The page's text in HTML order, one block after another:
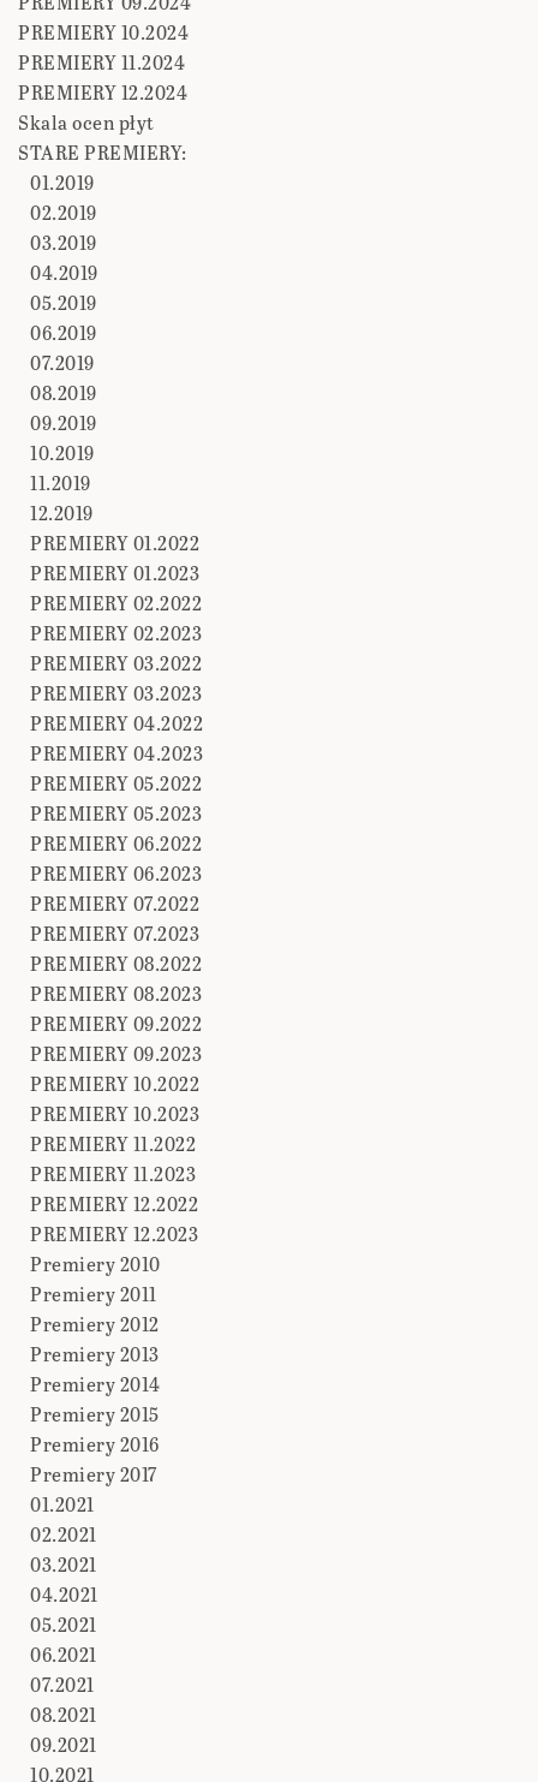
PREMIERY 10.2024
PREMIERY 11.2024
PREMIERY 12.2024
Skala ocen płyt
STARE PREMIERY:
01.2019
02.2019
03.2019
04.2019
05.2019
06.2019
07.2019
08.2019
09.2019
10.2019
11.2019
12.2019
PREMIERY 01.2022
PREMIERY 01.2023
PREMIERY 02.2022
PREMIERY 02.2023
PREMIERY 03.2022
PREMIERY 03.2023
PREMIERY 04.2022
PREMIERY 04.2023
PREMIERY 05.2022
PREMIERY 05.2023
PREMIERY 06.2022
PREMIERY 06.2023
PREMIERY 07.2022
PREMIERY 07.2023
PREMIERY 08.2022
PREMIERY 08.2023
PREMIERY 09.2022
PREMIERY 09.2023
PREMIERY 10.2022
PREMIERY 10.2023
PREMIERY 11.2022
PREMIERY 11.2023
PREMIERY 12.2022
PREMIERY 12.2023
Premiery 2010
Premiery 2011
Premiery 2012
Premiery 2013
Premiery 2014
Premiery 2015
Premiery 2016
Premiery 2017
01.2021
02.2021
03.2021
04.2021
05.2021
06.2021
07.2021
08.2021
09.2021
10.2021